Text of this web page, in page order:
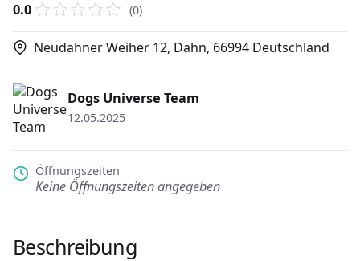
0.0 (0)
Neudahner Weiher 12, Dahn, 66994 Deutschland
Dogs Universe Team
12.05.2025
Öffnungszeiten
Keine Öffnungszeiten angegeben
Beschreibung